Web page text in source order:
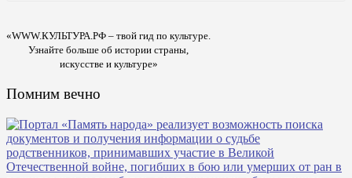
«WWW.КУЛЬТУРА.РФ – твой гид по культуре.
Узнайте больше об истории страны,
искусстве и культуре»
Помним вечно